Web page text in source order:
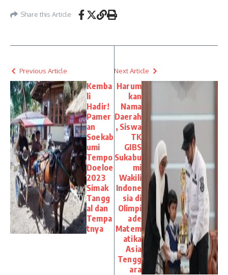
Share this Article
Previous Article
Kemba
li
Hadir!
Pamer
an
Soekab
umi
Tempo
Doeloe
2023
Simak
Tangg
al dan
Tempa
tnya
Next Article
Harum
kan
Nama
Daerah
, Siswa
TK
GIBS
Sukabu
mi
Wakili
Indone
sia di
Olimpi
ade
Matem
atika
Asia
Tengg
ara